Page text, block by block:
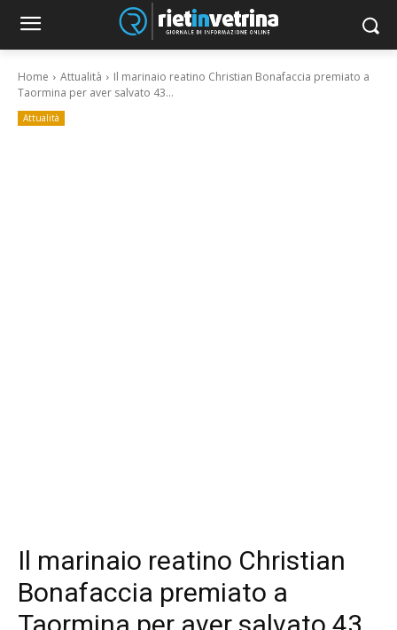
Home Attualità
Il marinaio reatino Christian Bonafaccia premiato a
Taormina per aver salvato 43...
Attualità
Il marinaio reatino Christian
Bonafaccia premiato a